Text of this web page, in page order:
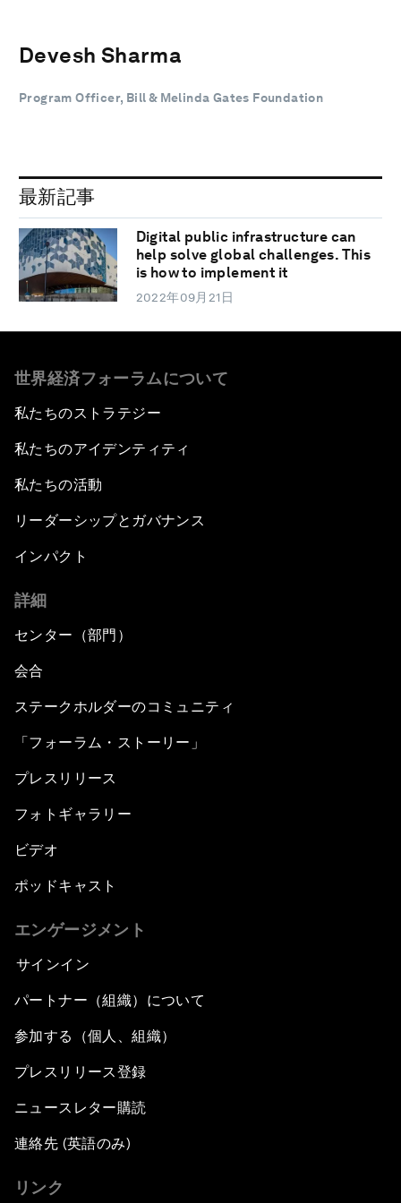
Devesh Sharma
Program Officer, Bill & Melinda Gates Foundation
最新記事
Digital public infrastructure can
help solve global challenges. This
is how to implement it
2022年09月21日
世界経済フォーラムについて
私たちのストラテジー
私たちのアイデンティティ
私たちの活動
リーダーシップとガバナンス
インパクト
詳細
センター（部門）
会合
ステークホルダーのコミュニティ
「フォーラム・ストーリー」
プレスリリース
フォトギャラリー
ビデオ
ポッドキャスト
エンゲージメント
サインイン
パートナー（組織）について
参加する（個人、組織）
プレスリリース登録
ニュースレター購読
連絡先 (英語のみ)
リンク